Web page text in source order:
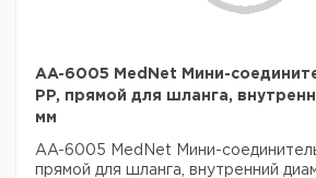
AA-6005 MedNet Мини-
PP, прямой для шланга,
мм
AA-6005 MedNet Мини-
прямой для шланга, внутренний